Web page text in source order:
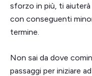
sforzo in più, ti
con conseguenti
termine.
Non sai da dove
passaggi per iniziare